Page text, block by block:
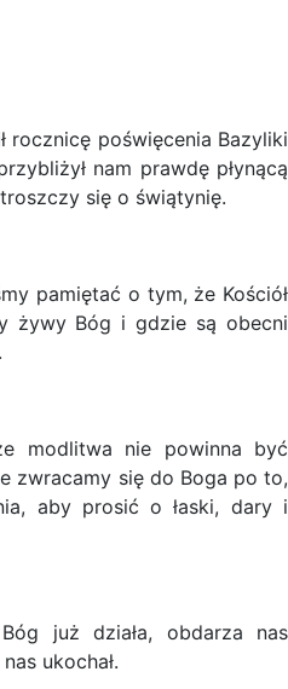
rocznicę poświęcenia Bazyliki
nam prawdę płynącą
się o świątynię.
pamiętać o tym, że Kościół
żywy Bóg i gdzie są obecni
modlitwa nie powinna być
zwracamy się do Boga po to,
aby prosić o łaski, dary i
już działa, obdarza nas
ukochał.